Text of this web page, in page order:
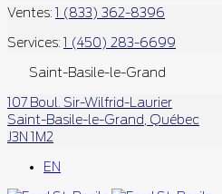
Ventes: 1 (833) 362-8396
Services: 1 (450) 283-6699
Saint-Basile-le-Grand
107 Boul. Sir-Wilfrid-Laurier
Saint-Basile-le-Grand Québec
J3N 1M2
EN